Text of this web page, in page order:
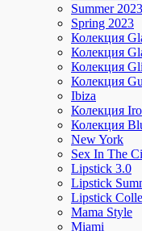
Summer 2023
Spring 2023
Колекция
Колекция
Колекция
Колекция
Ibiza
Колекция
Колекция
New York
Sex In The
Lipstick 3.0
Lipstick
Lipstick
Mama Style
Miami